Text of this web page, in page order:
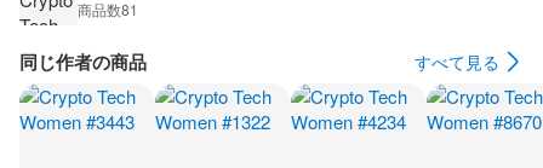
商品数81
同じ作者の商品 すべて見る